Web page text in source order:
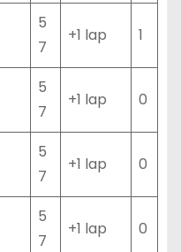
5
7
+1 lap 1
5
7
+1 lap 0
5
7
+1 lap 0
5
7
+1 lap 0